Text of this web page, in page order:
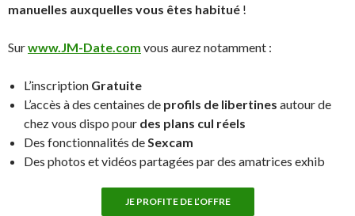
manuelles auxquelles vous êtes habitué !
Surwww.JM-Date.com vous aurez notamment :
L’inscription Gratuite
L’accès à des centaines de profils de libertines autour de
chez vous dispo pour des plans cul réels
Des fonctionnalités deSexcam
Des photos et vidéos partagées par des amatrices exhib
JE PROFITE DE L’OFFRE